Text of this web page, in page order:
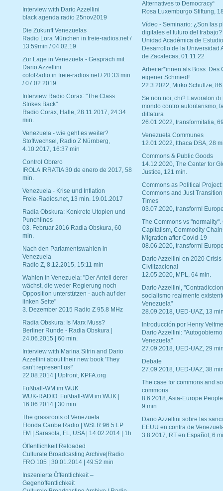
Interview with Dario Azzellini
black agenda radio 25nov2019
Die Zukunft Venezuelas
Radio Lora München in freie-radios.net /
13:59min / 04.02.19
Zur Lage in Venezuela - Gespräch mit
Dario Azzellini
coloRadio in freie-radios.net / 20:33 min
/ 07.02.2019
Interview Radio Corax: "The Class
Strikes Back"
Radio Corax, Halle, 28.11.2017, 24:34
min.
Venezuela - wie geht es weiter?
Stoffwechsel, Radio Z Nürnberg,
4.10.2017, 16:37 min
Control Obrero
IROLA IRRATIA 30 de enero de 2017, 58
min.
Venezuela - Krise und Inflation
Freie-Radios.net, 13 min. 19.01.2017
Radia Obskura: Konkrete Utopien und
Punchlines
03. Februar 2016 Radia Obskura, 60
min.
Nach den Parlamentswahlen in
Venezuela
Radio Z, 8.12.2015, 15:11 min
Wahlen in Venezuela: "Der Anteil derer
wächst, die weder Regierung noch
Opposition unterstützen - auch auf der
linken Seite"
3. Dezember 2015 Radio Z 95.8 MHz
Radia Obskura: Is Marx Muss?
Berliner Runde - Radia Obskura |
24.06.2015 | 60 min.
Interview with Marina Sitrin and Dario
Azzellini about their new book 'They
can't represent us!'
22.08.2014 | Upfront, KPFA.org
Fußball-WM im WUK
WUK-RADIO: Fußball-WM im WUK |
16.06.2014 | 30 min
The grassroots of Venezuela
Florida Caribe Radio | WSLR 96.5 LP
FM | Sarasota, FL, USA | 14.02.2014 | 1h
Öffentlichkeit Reloaded
Culturale Broadcasting Archive|Radio
FRO 105 | 30.01.2014 | 49:52 min
Inszenierte Öffentlichkeit –
Gegenöffentlichkeit
Alternatives to Democracy“
Rosa Luxemburgo Stiftung,
Vídeo - Seminario: ¿Son las
digitales el futuro del trabajo?
Unidad Académica de
Desarrollo de la Universidad
de Zacatecas, 01.11.22
Arbeiter*innen als Boss. Des
eigener Schmied!
22.3.2022, Mirko Schultze, 86
Se non noi, chi? Lavoratori di
mondo contro autoritarismo,
dittatura
26.01.2022, transformitalia,
Venezuela Communes
12.01.2022, Ithaca DSA, 28
Commons & Public Goods
14.12.2020, The Center for
Justice, 121 min.
Commons as Political Project:
Commons and Just
Times
03.07.2020, transform!
The Commons vs "normality".
Capitalism, Commodity
Migration after Covid-19
08.06.2020, transform!
Dario Azzellini en 2020 Crisis
Civilizacional
12.05.2020, MPL, 64 min.
Dario Azzellini,
socialismo realmente
Venezuela"
28.09.2018, UED-UAZ, 13
Introducción por Henry
Dario Azzellini:
Venezuela"
27.09.2018, UED-UAZ, 29
Debate
27.09.2018, UED-UAZ, 38
The case for commons and
commons
8.6.2018, Asia-Europe
9 min.
Dario Azzellini sobre las
EEUU en contra de
3.8.2017, RT en Español, 6